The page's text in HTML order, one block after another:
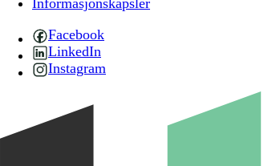
Informasjonskapsler
Facebook
LinkedIn
Instagram